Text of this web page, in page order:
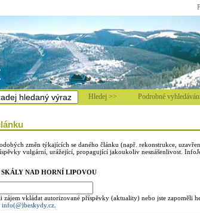
Hledej >> Podrobné
změn týkajících se daného článku (např. rekonstrukce,
vulgární, urážející, propagující jakoukoliv nesnášenlivost.
SKÁLY NAD HORNÍ LIPOVOU
zájem vkládat autorizované příspěvky (aktuality) nebo jste zapoměli
info(@)beskydy.cz.